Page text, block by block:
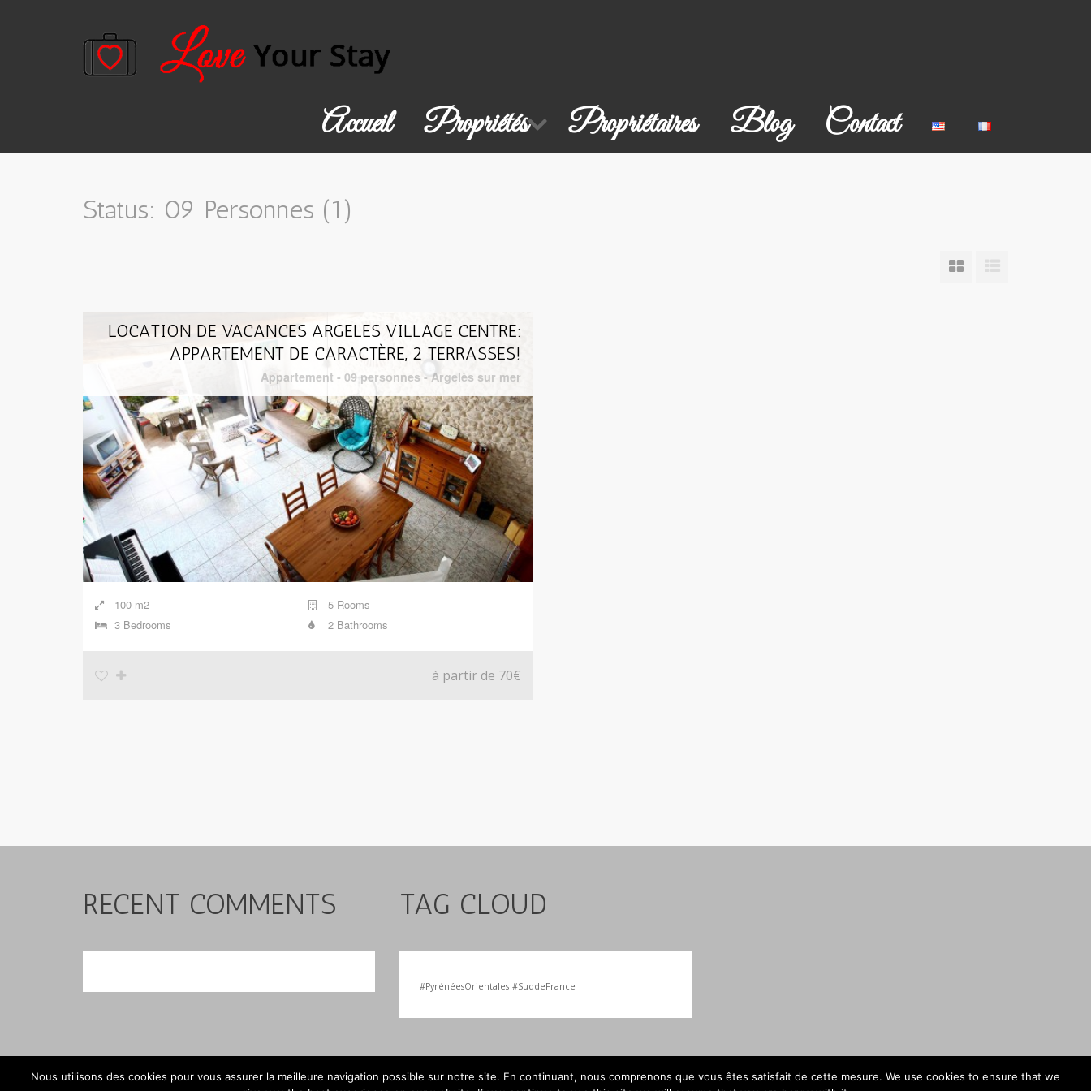
Accueil Propriétés Propriétaires Blog Contact
Status: 09 Personnes (1)
LOCATION DE VACANCES ARGELES VILLAGE CENTRE:
APPARTEMENT DE CARACTÈRE, 2 TERRASSES!
Appartement - 09 personnes - Argelès sur mer
100 m2
5 Rooms
3 Bedrooms
2 Bathrooms
à partir de 70€
RECENT COMMENTS TAG CLOUD
#PyrénéesOrientales #SuddeFrance
Nous utilisons des cookies pour vous assurer la meilleure navigation possible sur notre site. En continuant, nous comprenons que vous êtes satisfait de cette mesure. We use cookies to ensure that we